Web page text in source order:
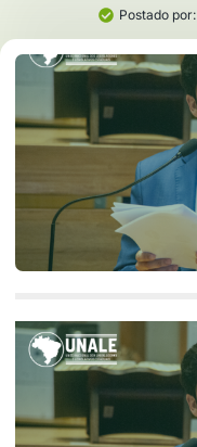
Postado por: